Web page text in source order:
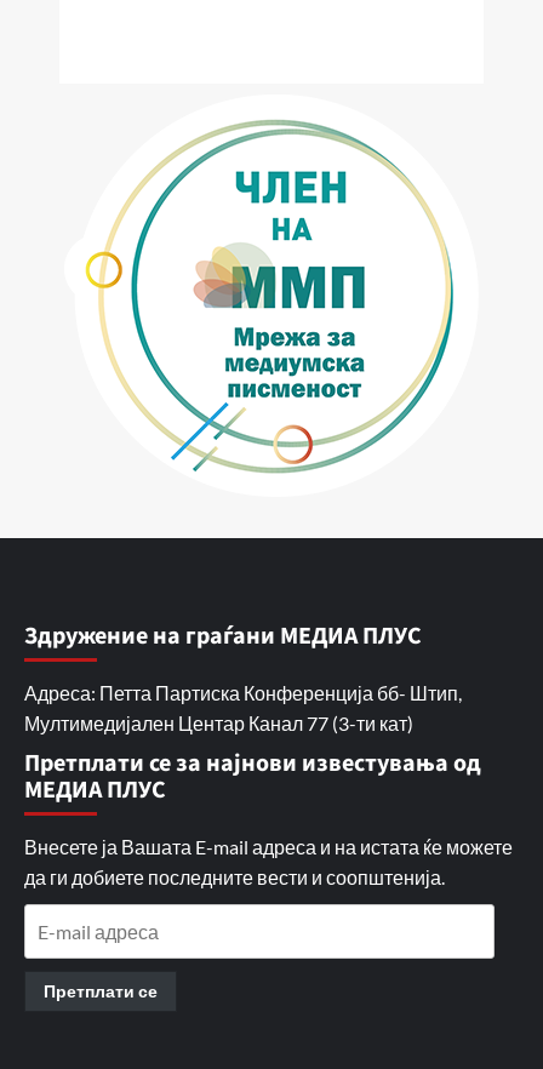
Здружение на граѓани МЕДИА ПЛУС
Адреса: Петта Партиска Конференција бб- Штип,
Мултимедијален Центар Канал 77 (3-ти кат)
Претплати се за најнови известувања од
МЕДИА ПЛУС
Внесете ја Вашата E-mail адреса и на истата ќе можете
да ги добиете последните вести и соопштенија.
Претплати се